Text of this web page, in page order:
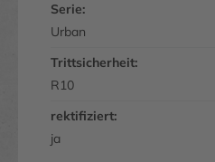
Serie:
Urban
Trittsicherheit:
R10
rektifiziert:
ja